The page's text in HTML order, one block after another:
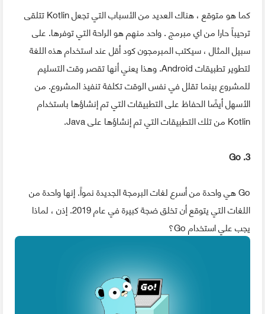
كما هو متوقع ، هناك العديد من الأسباب التي تجعل Kotlin تتلقى
ترحيباً حارا من اي مبرمج . واحد منهم هو الراحة التي توفرها. على
سبيل المثال ، سيكتب المبرمجون كود أقل عند استخدام هذه اللغة
لتطوير تطبيقات Android. وهذا يعني أنها تقصر وقت التسليم
للمشروع بينما تقلل في نفس الوقت تكلفة تنفيذ المشروع. من
الأسهل أيضًا الحفاظ على التطبيقات التي تم إنشاؤها باستخدام
Kotlin من تلك التطبيقات التي تم إنشاؤها على Java.
3. Go
Go هي واحدة من أسرع لغات البرمجة الجديدة نمواً. إنها واحدة من
اللغات التي يتوقع أن تخلق ضجة كبيرة في عام 2019. إذن ، لماذا
يجب علي استخدام Go؟